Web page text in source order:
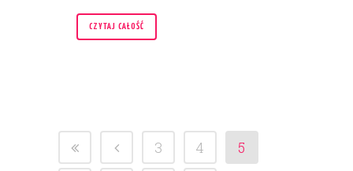
CZYTAJ CAŁOŚĆ
3 4
5